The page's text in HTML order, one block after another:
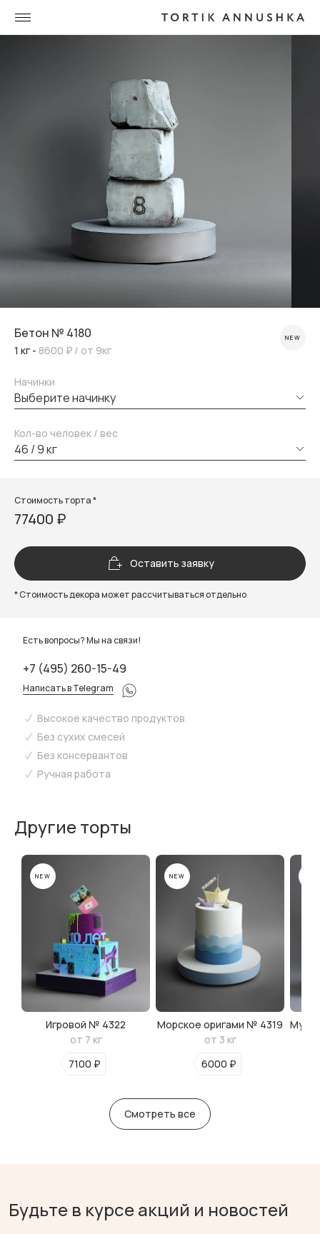
Бетон № 4180
1 кг - 8600 ₽ / от 9кг
NEW
Начинки
выберите начинку
Кол-во человек / вес
46 / 9 кг
Стоимость торта *
77400 ₽
Оставить заявку
* Стоимость декора может рассчитываться отдельно
Есть вопросы? Мы на связи!
+7 (495) 260-15-49
Написать в Telegram
Высокое качество продуктов
Без сухих смесей
Без консервантов
Ручная работа
Другие торты
Игровой № 4322
от 7 кг
7100 ₽
NEW
Морское оригами № 4319
от 3 кг
6000 ₽
NEW
Смотреть все
Будьте в курсе акций и новостей